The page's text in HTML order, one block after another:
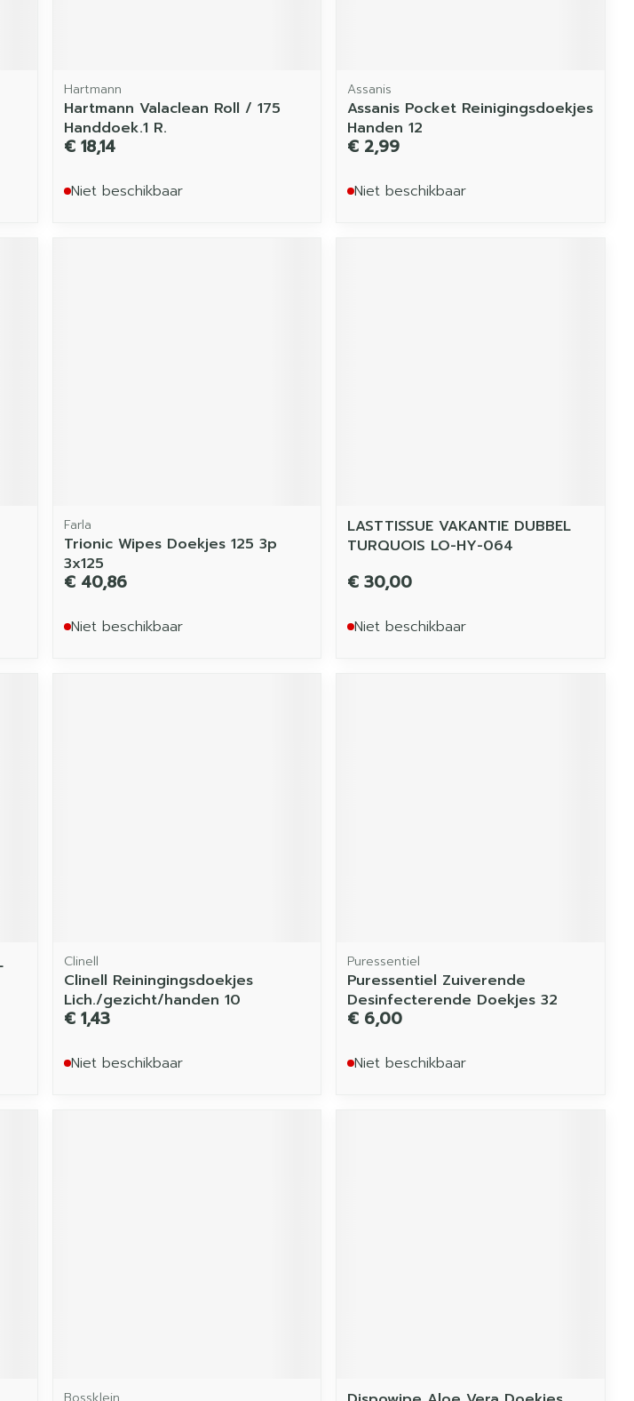
Hartmann
Hartmann Valaclean Roll / 175
Handdoek.1 R.
€ 18,14
Niet beschikbaar
Assanis
Assanis Pocket Reinigingsdoekjes
Handen 12
€ 2,99
Niet beschikbaar
Farla
Trionic Wipes Doekjes 125 3p
3x125
€ 40,86
Niet beschikbaar
LASTTISSUE VAKANTIE DUBBEL
TURQUOIS LO-HY-064
€ 30,00
Niet beschikbaar
Clinell
Clinell Reiningingsdoekjes
Lich./gezicht/handen 10
€ 1,43
Niet beschikbaar
Puressentiel
Puressentiel Zuiverende
Desinfecterende Doekjes 32
€ 6,00
Niet beschikbaar